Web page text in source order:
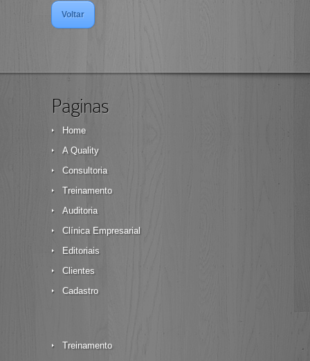
Voltar
Paginas
Home
A Quality
Consultoria
Treinamento
Auditoria
Clínica Empresarial
Editoriais
Clientes
Cadastro
Treinamento